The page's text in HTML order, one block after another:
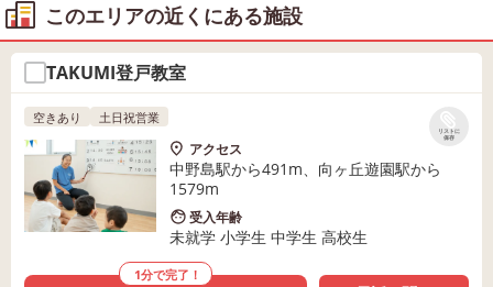
このエリアの近くにある施設
TAKUMI登戸教室
リストに
保存
空きあり 土日祝営業
アクセス
中野島駅から491m、向ヶ丘遊園駅から
1579m
受入年齢
未就学 小学生 中学生 高校生
1分で完了！